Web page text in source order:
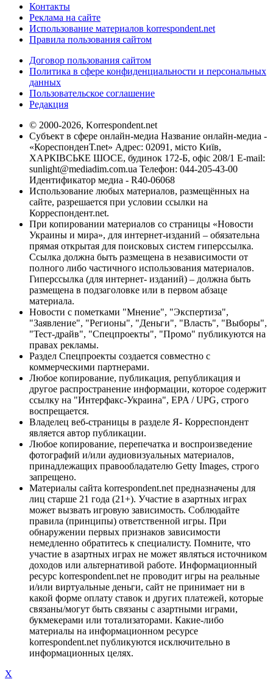
Контакты
Реклама на сайте
Использование материалов korrespondent.net
Правила пользования сайтом
Договор пользования сайтом
Политика в сфере конфиденциальности и персональных
данных
Пользовательское соглашение
Редакция
© 2000-2026, Korrespondent.net
Субъект в сфере онлайн-медиа Название онлайн-медиа -
«КореспонденТ.net» Адрес: 02091, місто Київ,
ХАРКІВСЬКЕ ШОСЕ, будинок 172-Б, офіс 208/1 E-mail:
sunlight@mediadim.com.ua Телефон: 044-205-43-00
Идентификатор медиа - R40-06068
Использование любых материалов, размещённых на
сайте, разрешается при условии ссылки на
Корреспондент.net.
При копировании материалов со страницы «Новости
Украины и мира», для интернет-изданий – обязательна
прямая открытая для поисковых систем гиперссылка.
Ссылка должна быть размещена в независимости от
полного либо частичного использования материалов.
Гиперссылка (для интернет- изданий) – должна быть
размещена в подзаголовке или в первом абзаце
материала.
Новости с пометками "Мнение", "Экспертиза",
"Заявление", "Регионы", "Деньги", "Власть", "Выборы",
"Тест-драйв", "Спецпроекты", "Промо" публикуются на
правах рекламы.
Раздел Спецпроекты создается совместно с
коммерческими партнерами.
Любое копирование, публикация, републикация и
другое распространение информации, которое содержит
ссылку на "Интерфакс-Украина", EPA / UPG, строго
воспрещается.
Владелец веб-страницы в разделе Я- Корреспондент
является автор публикации.
Любое копирование, перепечатка и воспроизведение
фотографий и/или аудиовизуальных материалов,
принадлежащих правообладателю Getty Images, строго
запрещено.
Материалы сайта korrespondent.net предназначены для
лиц старше 21 года (21+). Участие в азартных играх
может вызвать игровую зависимость. Соблюдайте
правила (принципы) ответственной игры. При
обнаружении первых признаков зависимости
немедленно обратитесь к специалисту. Помните, что
участие в азартных играх не может являться источником
доходов или альтернативой работе. Информационный
ресурс korrespondent.net не проводит игры на реальные
и/или виртуальные деньги, сайт не принимает ни в
какой форме оплату ставок и других платежей, которые
связаны/могут быть связаны с азартными играми,
букмекерами или тотализаторами. Какие-либо
материалы на информационном ресурсе
korrespondent.net публикуются исключительно в
информационных целях.
X